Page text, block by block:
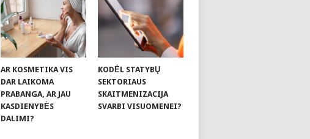
AR KOSMETIKA VIS
DAR LAIKOMA
PRABANGA, AR JAU
KASDIENYBĖS
DALIMI?
KODĖL STATYBŲ
SEKTORIAUS
SKAITMENIZACIJA
SVARBI VISUOMENEI?